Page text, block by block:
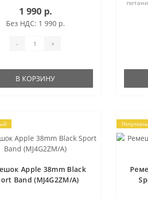
премиум-техники.
МАТЕРИАЛ
создан из особого матери..
1 990 р.
Без НДС: 1 990 р.
- +
В КОРЗИНУ
Apple 38mm Black
Band (MJ4G2ZM/A)